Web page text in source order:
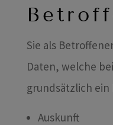
Sie als
Daten, welche
grundsätzlich ein
Auskunft